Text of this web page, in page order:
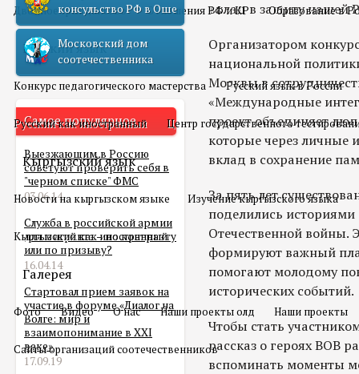
Двойное гражданство Отношения РФ и КР Образование в
Русский язык
Конкурс педагогического мастерства Русский язык в России
Русский как иностранный Центр государственного
Кыргызский язык
Новости на кыргызском языке Изучение кыргызского языка
Кыргызский как иностранный
Галерея
Фото Видео О нас Наши проекты олд Наши проекты
Сайты организаций соотечественников
консульство РФ в Оше
Московский дом
соотечественника
Самое популярное
Выезжающим в Россию
советуют проверить себя в
"черном списке" ФМС
03.06.14
Служба в российской армии
для мигранта – по контракту
или по призыву?
16.04.14
Стартовал прием заявок на
участие в форуме «Диалог на
Волге: мир и
взаимопонимание в XXI
веке»
17.09.19
вклад в защиту нашей
Организатором
национальной
Москвы в
«Международные
проект объединяет
которые через личные
вклад в сохранение
За пять лет
поделились историями
Отечественной войны.
формируют важный
помогают молодому
исторических событий.
Чтобы стать
рассказ о героях ВОВ
вспоминать моменты